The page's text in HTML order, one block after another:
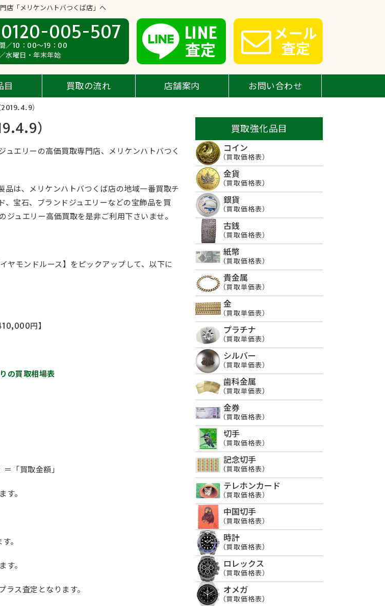
店「メリケンハトバつくば店」へ
0120-005-507
／10：00～19：00
水曜日・年末年始
LINE
査定
メール
査定
目 買取の流れ 店舗案内 お問い合わせ
）
）
エリーの高価買取専門店、メリケンハトバつく
品は、メリケンハトバつくば店の地域一番買取チ
、宝石、ブランドジュエリーなどの宝飾品を買
ュエリー高価買取を是非ご利用下さいませ。
ヤモンドルース】をピックアップして、以下に
円】
の買取相場表
「買取金額」
す。
。
す。
ラス査定となります。
買取強化品目
コイン
（買取価格表）
金貨
（買取価格表）
銀貨
（買取価格表）
古銭
（買取価格表）
紙幣
（買取価格表）
貴金属
（買取単価表）
金
（買取単価表）
プラチナ
（買取単価表）
シルバー
（買取単価表）
歯科金属
（買取単価表）
金券
（買取価格表）
切手
（買取価格表）
記念切手
（買取価格表）
テレホンカード
（買取価格表）
中国切手
（買取価格表）
時計
（買取価格表）
ロレックス
（買取価格表）
オメガ
（買取価格表）